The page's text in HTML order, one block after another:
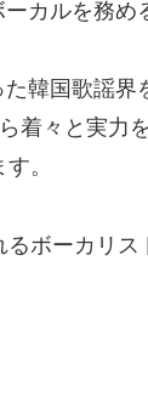
カルを務め
韓国歌謡界
着々と実力
。
ボーカリ